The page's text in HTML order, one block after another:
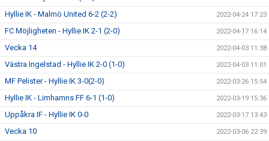
Hyllie IK - Malmö United 6-2 (2-2) 2022-04-24 17:23
FC Möjligheten - Hyllie IK 2-1 (2-0) 2022-04-17 16:14
Vecka 14 2022-04-03 11:38
Västra Ingelstad - Hyllie IK 2-0 (1-0) 2022-04-03 11:01
MF Pelister - Hyllie IK 3-0(2-0) 2022-03-26 15:54
Hyllie IK - Limhamns FF 6-1 (1-0) 2022-03-19 15:36
Uppåkra IF - Hyllie IK 0-0 2022-03-17 13:43
Vecka 10 2022-03-06 22:39